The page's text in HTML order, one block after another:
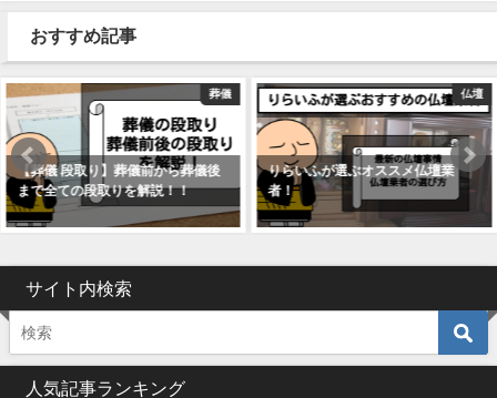
おすすめ記事
葬儀
儀後
仏壇
りらいふが選ぶオススメ仏壇業
者！
【葬儀 生花】葬儀ではなん
を使うの?生花の送り方や
サイト内検索
人気記事ランキング